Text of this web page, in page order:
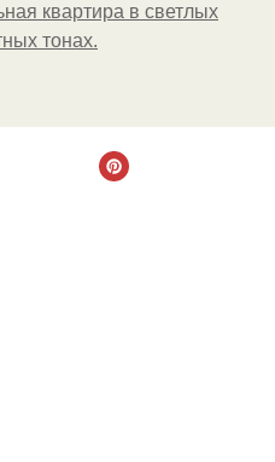
квартира в светлых
тонах.